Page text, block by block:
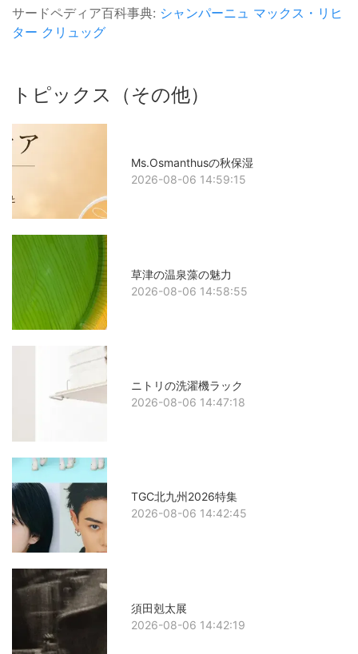
サードペディア百科事典: シャンパーニュ マックス・リヒ
ター クリュッグ
トピックス（その他）
Ms.Osmanthusの秋保湿
2026-08-06 14:59:15
草津の温泉藻の魅力
2026-08-06 14:58:55
ニトリの洗濯機ラック
2026-08-06 14:47:18
TGC北九州2026特集
2026-08-06 14:42:45
須田剋太展
2026-08-06 14:42:19